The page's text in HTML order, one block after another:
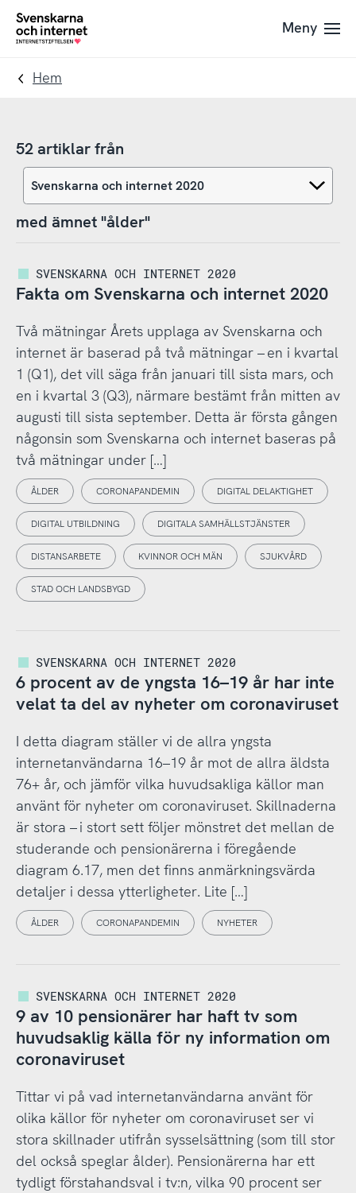
Till
navigation
Till
innehåll
To
Meny
Hem
52 artiklar från
med ämnet "ålder"
SVENSKARNA OCH INTERNET 2020
Fakta om Svenskarna och internet 2020
Två mätningar Årets upplaga av Svenskarna och
internet är baserad på två mätningar – en i kvartal
1 (Q1), det vill säga från januari till sista mars, och
en i kvartal 3 (Q3), närmare bestämt från mitten av
augusti till sista september. Detta är första gången
någonsin som Svenskarna och internet baseras på
två mätningar under […]
ÅLDER CORONAPANDEMIN DIGITAL DELAKTIGHET
DIGITAL UTBILDNING DIGITALA SAMHÄLLSTJÄNSTER
DISTANSARBETE KVINNOR OCH MÄN SJUKVÅRD
STAD OCH LANDSBYGD
SVENSKARNA OCH INTERNET 2020
6 procent av de yngsta 16–19 år har inte
velat ta del av nyheter om coronaviruset
I detta diagram ställer vi de allra yngsta
internetanvändarna 16–19 år mot de allra äldsta
76+ år, och jämför vilka huvudsakliga källor man
använt för nyheter om coronaviruset. Skillnaderna
är stora – i stort sett följer mönstret det mellan de
studerande och pensionärerna i föregående
diagram 6.17, men det finns anmärkningsvärda
detaljer i dessa ytterligheter. Lite […]
ÅLDER CORONAPANDEMIN NYHETER
SVENSKARNA OCH INTERNET 2020
9 av 10 pensionärer har haft tv som
huvudsaklig källa för ny information om
coronaviruset
Tittar vi på vad internetanvändarna använt för
olika källor för nyheter om coronaviruset ser vi
stora skillnader utifrån sysselsättning (som till stor
del också speglar ålder). Pensionärerna har ett
tydligt förstahandsval i tv:n, vilka 90 procent ser